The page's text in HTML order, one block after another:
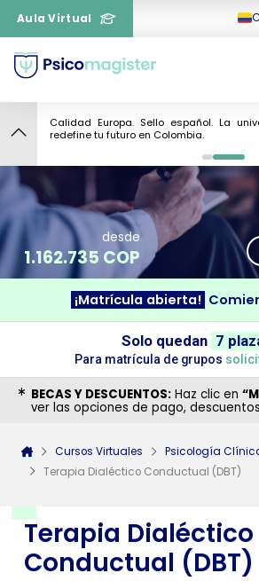
Aula Virtual
Calidad Europa. Sello español. La
redefine tu futuro en Colombia.
0 1
Terapia Dialéctico
Conductual (DBT)
10
desde
1.162.735 COP
¡Matrícula abierta!
Solo quedan 7
Para matrícula de grupos
BECAS Y DESCUENTOS: Haz clic en
ver las opciones de pago,
Cursos Virtuales
Psicología
Terapia Dialéctico Conductual (DBT)
¿Necesitas más
sobre un curso?